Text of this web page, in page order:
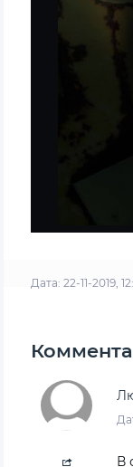
Дата: 22-11-2019,
В